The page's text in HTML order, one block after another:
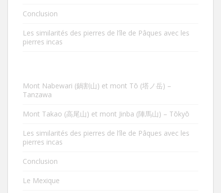
Conclusion
Les similarités des pierres de l’île de Pâques avec les
pierres incas
Mont Nabewari (鍋割山) et mont Tō (塔ノ岳) –
Tanzawa
Mont Takao (高尾山) et mont Jinba (陣馬山) – Tōkyō
Les similarités des pierres de l’île de Pâques avec les
pierres incas
Conclusion
Le Mexique